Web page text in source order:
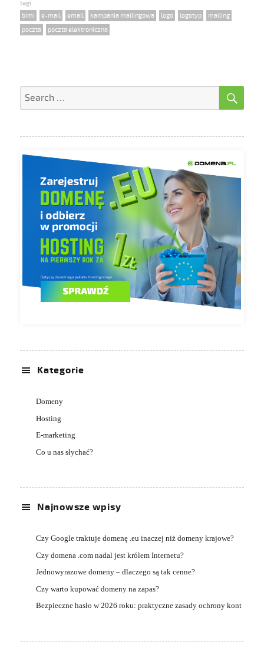
Tags
bimi e-mail email kampania mailingowa logo logotyp mailing
poczta
poczta elektroniczna
Kategorie
Domeny
Hosting
E-marketing
Co u nas słychać?
Najnowsze wpisy
Czy Google traktuje domenę .eu inaczej niż domeny krajowe?
Czy domena .com nadal jest królem Internetu?
Jednowyrazowe domeny – dlaczego są tak cenne?
Czy warto kupować domeny na zapas?
Bezpieczne hasło w 2026 roku: praktyczne zasady ochrony kont